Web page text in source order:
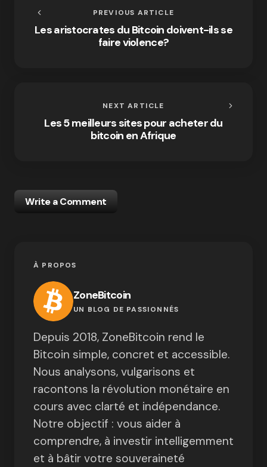
PREVIOUS ARTICLE
Les aristocrates du Bitcoin doivent-ils se
faire violence?
NEXT ARTICLE
Les 5 meilleurs sites pour acheter du
bitcoin en Afrique
Write a Comment
À PROPOS
ZoneBitcoin
UN BLOG DE PASSIONNÉS
Depuis 2018, ZoneBitcoin rend le
Bitcoin simple, concret et accessible.
Nous analysons, vulgarisons et
racontons la révolution monétaire en
cours avec clarté et indépendance.
Notre objectif : vous aider à
comprendre, à investir intelligemment
et à bâtir votre souveraineté